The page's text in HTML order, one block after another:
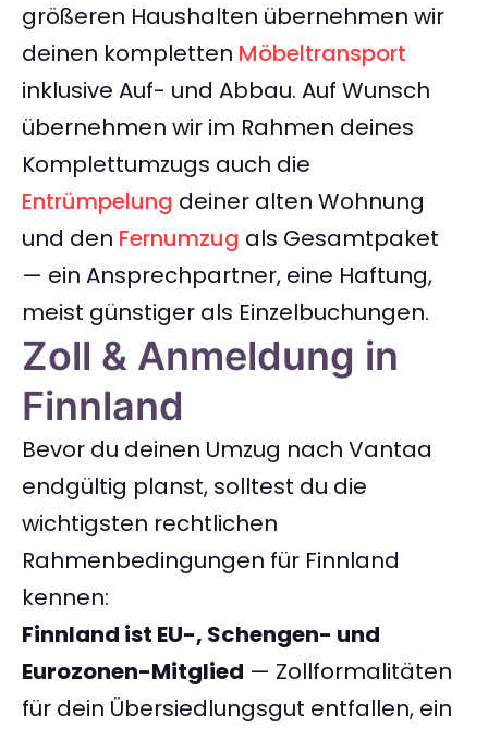
größeren Haushalten übernehmen wir
deinen kompletten Möbeltransport
inklusive Auf- und Abbau. Auf Wunsch
übernehmen wir im Rahmen deines
Komplettumzugs auch die
Entrümpelung deiner alten Wohnung
und den Fernumzug als Gesamtpaket
— ein Ansprechpartner, eine Haftung,
meist günstiger als Einzelbuchungen.
Zoll & Anmeldung in
Finnland
Bevor du deinen Umzug nach Vantaa
endgültig planst, solltest du die
wichtigsten rechtlichen
Rahmenbedingungen für Finnland
kennen:
Finnland ist EU-, Schengen- und
Eurozonen-Mitglied — Zollformalitäten
für dein Übersiedlungsgut entfallen, ein